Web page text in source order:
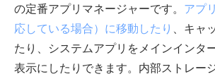
の定番アプリマネージャーです。 アプ
応している場合）に移動したり 、キャ
たり、システムアプリをメインインタ
表示にしたりできます。内部ストレー